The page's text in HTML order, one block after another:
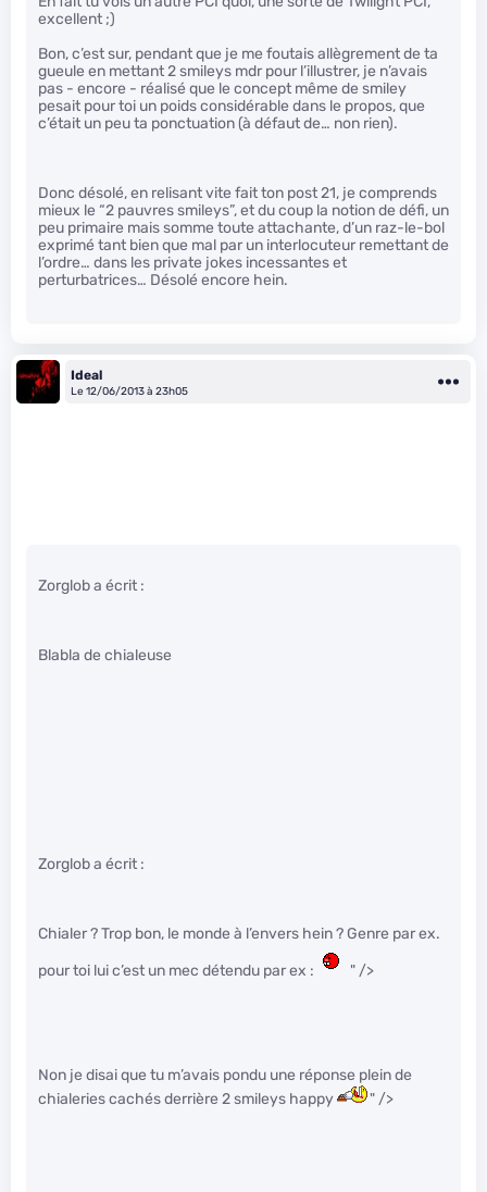
excellent ;)
Bon, c’est sur, pendant que je me foutais allègrement de ta
gueule en mettant 2 smileys mdr pour l’illustrer, je n’avais
pas - encore - réalisé que le concept même de smiley
pesait pour toi un poids considérable dans le propos, que
c’était un peu ta ponctuation (à défaut de… non rien).
Donc désolé, en relisant vite fait ton post 21, je comprends
mieux le “2 pauvres smileys”, et du coup la notion de défi, un
peu primaire mais somme toute attachante, d’un raz-le-bol
exprimé tant bien que mal par un interlocuteur remettant de
l’ordre… dans les private jokes incessantes et
perturbatrices… Désolé encore hein.
Ideal
Le 12/06/2013 à 23h05
Zorglob a écrit :
Blabla de chialeuse
Zorglob a écrit :
Chialer ? Trop bon, le monde à l’envers hein ? Genre par ex.
pour toi lui c’est un mec détendu par ex :
" />
Non je disai que tu m’avais pondu une réponse plein de
chialeries cachés derrière 2 smileys happy
" />